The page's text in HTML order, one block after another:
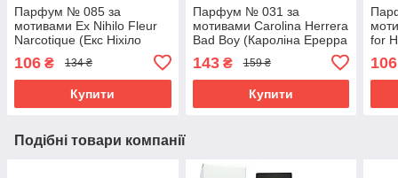
Парфум № 085 за
мотивами Ex Nihilo Fleur
Narcotique (Екс Ніхіло
ОПТ
106 ₴ 134 ₴
Купити
Парфум № 031 за
мотивами Carolina Herrera
Bad Boy (Кароліна Ерерра
143₴ 159 ₴
Купити
for
106
Подібні товари компанії